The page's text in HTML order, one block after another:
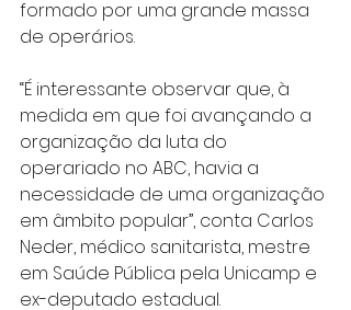
formado por uma grande massa
de operários.
“É interessante observar que, à
medida em que foi avançando a
organização da luta do
operariado no ABC, havia a
necessidade de uma organização
em âmbito popular”, conta Carlos
Neder, médico sanitarista, mestre
em Saúde Pública pela Unicamp e
ex-deputado estadual.